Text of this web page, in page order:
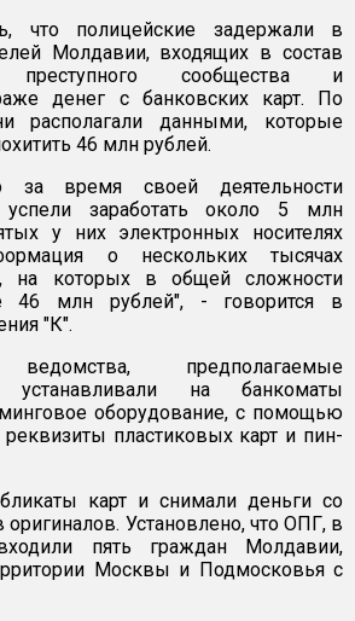
что полицейские задержали в
Молдавии, входящих в состав
преступного сообщества и
денег с банковских карт. По
данными, которые
46 млн рублей.
за время своей деятельности
заработать около 5 млн
у них электронных носителях
о нескольких тысячах
на которых в общей сложности
46 млн рублей", - говорится в
"К".
предполагаемые
устанавливали на банкоматы
оборудование, с помощью
реквизиты пластиковых карт и пин-
карт и снимали деньги со
Установлено, что ОПГ, в
пять граждан Молдавии,
Москвы и Подмосковья с